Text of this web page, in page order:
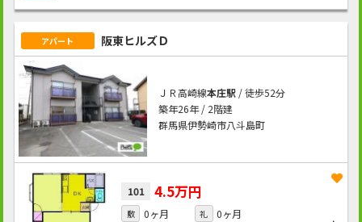
アパート 阪東ヒルズＤ
ＪＲ高崎線本庄駅/ 徒歩52分
築年26年 / 2階建
群馬県伊勢崎市八斗島町
101 4.5万円
敷 0ヶ月 礼 0ヶ月